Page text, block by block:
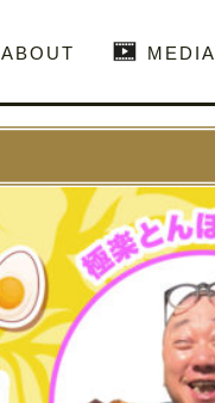
ABOUT MEDIA